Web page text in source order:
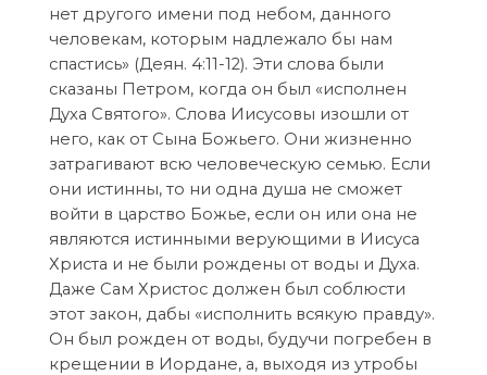
нет другого имени под небом, данного
человекам, которым надлежало бы нам
спастись» (Деян. 4:11-12). Эти слова были
сказаны Петром, когда он был «исполнен
Духа Святого». Слова Иисусовы изошли от
него, как от Сына Божьего. Они жизненно
затрагивают всю человеческую семью. Если
они истинны, то ни одна душа не сможет
войти в царство Божье, если он или она не
являются истинными верующими в Иисуса
Христа и не были рождены от воды и Духа.
Даже Сам Христос должен был соблюсти
этот закон, дабы «исполнить всякую правду».
Он был рожден от воды, будучи погребен в
крещении в Иордане, а, выходя из утробы